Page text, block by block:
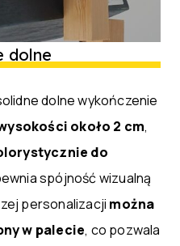
dolne
dolne wykończenie
około 2 cm,
do
spójność wizualną
personalizacji można
w palecie, co pozwala